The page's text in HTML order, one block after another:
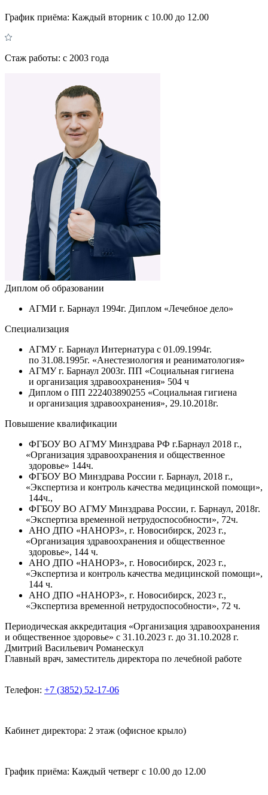
График приёма: Каждый вторник с 10.00 до 12.00
Стаж работы: с 2003 года
Диплом об образовании
АГМИ г. Барнаул 1994г. Диплом «Лечебное дело»
Специализация
АГМУ г. Барнаул Интернатура с 01.09.1994г.
по 31.08.1995г. «Анестезиология и реаниматология»
АГМУ г. Барнаул 2003г. ПП «Социальная гигиена
и организация здравоохранения» 504 ч
Диплом о ПП 222403890255 «Социальная гигиена
и организация здравоохранения», 29.10.2018г.
Повышение квалификации
ФГБОУ ВО АГМУ Минздрава РФ г.Барнаул 2018 г.,
«Организация здравоохранения и общественное
здоровье» 144ч.
ФГБОУ ВО Минздрава России г. Барнаул, 2018 г.,
«Экспертиза и контроль качества медицинской помощи»,
144ч.,
ФГБОУ ВО АГМУ Минздрава России, г. Барнаул, 2018г.
«Экспертиза временной нетрудоспособности», 72ч.
АНО ДПО «НАНОРЗ», г. Новосибирск, 2023 г.,
«Организация здравоохранения и общественное
здоровье», 144 ч.
АНО ДПО «НАНОРЗ», г. Новосибирск, 2023 г.,
«Экспертиза и контроль качества медицинской помощи»,
144 ч.
АНО ДПО «НАНОРЗ», г. Новосибирск, 2023 г.,
«Экспертиза временной нетрудоспособности», 72 ч.
Периодическая аккредитация «Организация здравоохранения
и общественное здоровье» с 31.10.2023 г. до 31.10.2028 г.
Дмитрий Васильевич Романескул
Главный врач, заместитель директора по лечебной работе
Телефон: +7 (3852) 52-17-06
Кабинет директора: 2 этаж (офисное крыло)
График приёма: Каждый четверг с 10.00 до 12.00